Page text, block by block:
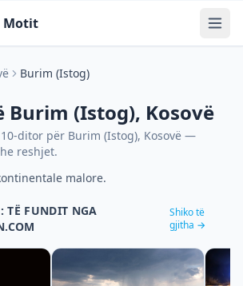
Motit
Burim (Istog)
Burim (Istog), Kosovë
ditor për Burim (Istog), Kosovë —
reshjet.
malore.
TË FUNDIT NGA
Shiko të
gjitha →